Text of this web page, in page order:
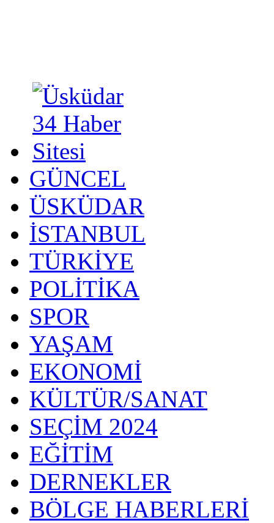
GÜNCEL
ÜSKÜDAR
İSTANBUL
TÜRKİYE
POLİTİKA
SPOR
YAŞAM
EKONOMİ
KÜLTÜR/SANAT
SEÇİM 2024
EĞİTİM
DERNEKLER
BÖLGE HABERLERİ